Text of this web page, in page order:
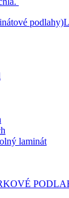
podlahy)
laminát